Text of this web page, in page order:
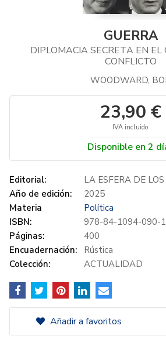
GUERRA
DIPLOMACIA SECRETA EN EL
CONFLICTO
WOODWARD,
23,90 €
IVA incluido
Disponible en 2
Editorial:
LA ESFERA DE
Año de edición:
2025
Materia
Política
ISBN:
978-84-1094-090-1
Páginas:
400
Encuadernación:
Rústica
Colección:
ACTUALIDAD
Añadir a favoritos